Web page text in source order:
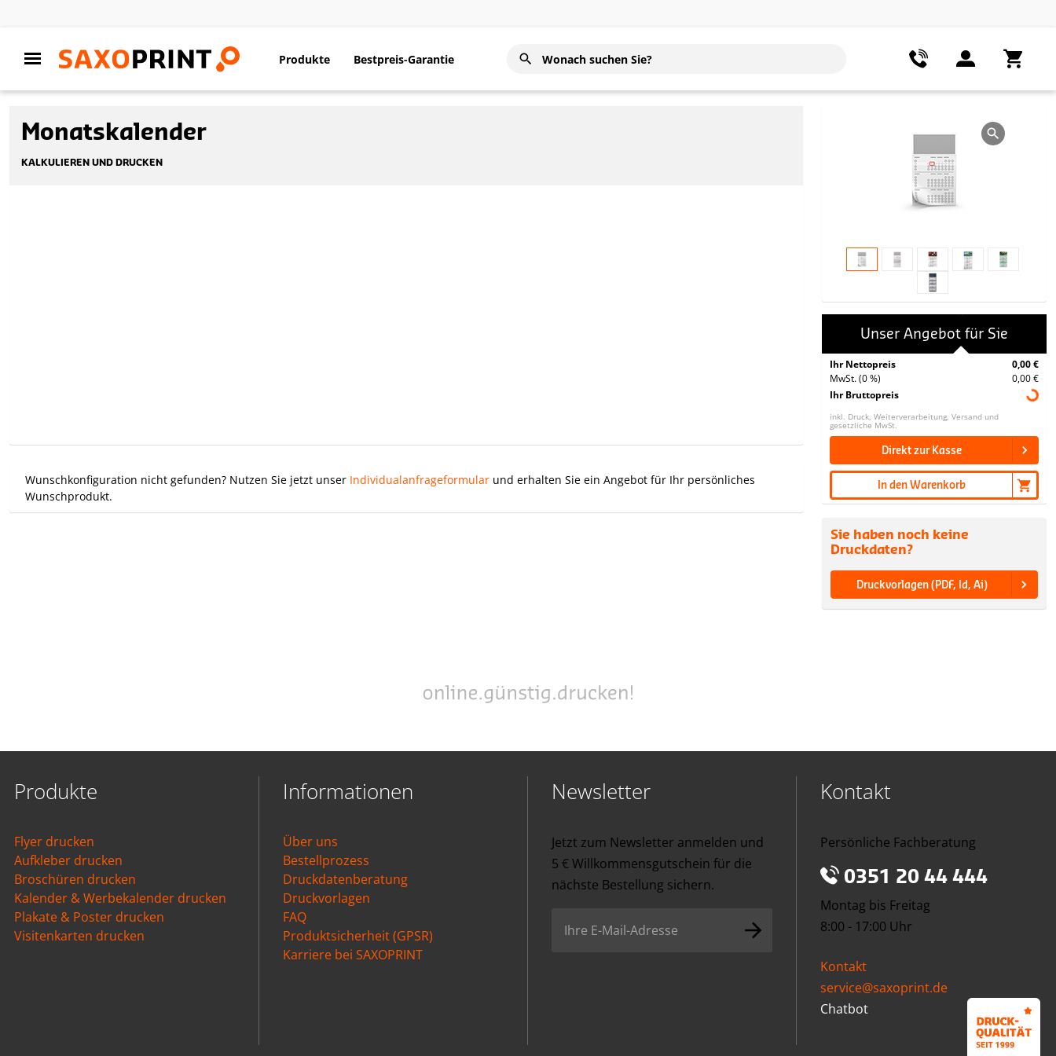
Produkte Bestpreis-Garantie
Monatskalender
KALKULIEREN UND DRUCKEN
Wunschkonfiguration nicht gefunden? Nutzen Sie jetzt unser Individualanfrageformular und erhalten Sie ein Angebot für Ihr persönliches
Wunschprodukt.
Unser Angebot für Sie
Ihr Nettopreis
0,00 €
MwSt. (0 %)
0,00 €
Ihr Bruttopreis
inkl. Druck, Weiterverarbeitung, Versand und
gesetzliche MwSt.
Direkt zur Kasse
In den Warenkorb
Sie haben noch keine
Druckdaten?
Druckvorlagen (PDF, Id, Ai)
Produkte
Flyer drucken
Aufkleber drucken
Broschüren drucken
Kalender & Werbekalender drucken
Plakate & Poster drucken
Visitenkarten drucken
Informationen
Über uns
Bestellprozess
Druckdatenberatung
Druckvorlagen
FAQ
Produktsicherheit (GPSR)
Karriere bei SAXOPRINT
Newsletter
Jetzt zum Newsletter anmelden und
5 € Willkommensgutschein für die
nächste Bestellung sichern.
Kontakt
Persönliche Fachberatung
0351 20 44 444
Montag bis Freitag
8:00 - 17:00 Uhr
Kontakt
service@saxoprint.de
Chatbot